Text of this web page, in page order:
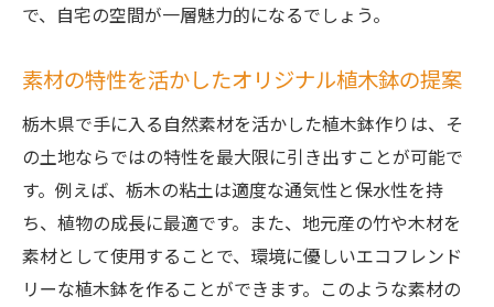
で、自宅の空間が一層魅力的になるでしょう。
素材の特性を活かしたオリジナル植木鉢の提案
栃木県で手に入る自然素材を活かした植木鉢作りは、そ
の土地ならではの特性を最大限に引き出すことが可能で
す。例えば、栃木の粘土は適度な通気性と保水性を持
ち、植物の成長に最適です。また、地元産の竹や木材を
素材として使用することで、環境に優しいエコフレンド
リーな植木鉢を作ることができます。このような素材の